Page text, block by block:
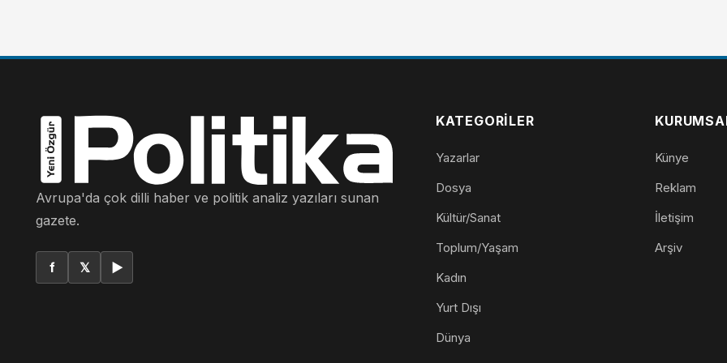
Avrupa'da çok dilli haber ve politik analiz yazıları sunan
gazete.
f 𝕏 ▶
KATEGORILER
Yazarlar
Dosya
Kültür/Sanat
Toplum/Yaşam
Kadın
Yurt Dışı
Dünya
Künye
Reklam
İletişim
Arşiv